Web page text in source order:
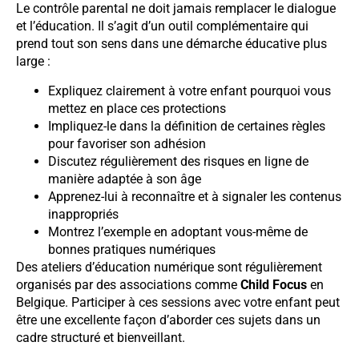
Le contrôle parental ne doit jamais remplacer le dialogue
et l’éducation. Il s’agit d’un outil complémentaire qui
prend tout son sens dans une démarche éducative plus
large :
Expliquez clairement à votre enfant pourquoi vous
mettez en place ces protections
Impliquez-le dans la définition de certaines règles
pour favoriser son adhésion
Discutez régulièrement des risques en ligne de
manière adaptée à son âge
Apprenez-lui à reconnaître et à signaler les contenus
inappropriés
Montrez l’exemple en adoptant vous-même de
bonnes pratiques numériques
Des ateliers d’éducation numérique sont régulièrement
organisés par des associations comme Child Focus en
Belgique. Participer à ces sessions avec votre enfant peut
être une excellente façon d’aborder ces sujets dans un
cadre structuré et bienveillant.